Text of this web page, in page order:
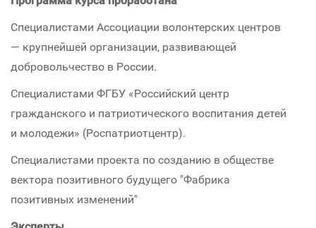
Специалистами Ассоциации волонтерских центров
— крупнейшей организации, развивающей
добровольчество в России.
Специалистами ФГБУ «Российский центр
гражданского и патриотического воспитания детей
и молодежи» (Роспатриотцентр).
Специалистами проекта по созданию в обществе
вектора позитивного будущего "Фабрика
позитивных изменений"